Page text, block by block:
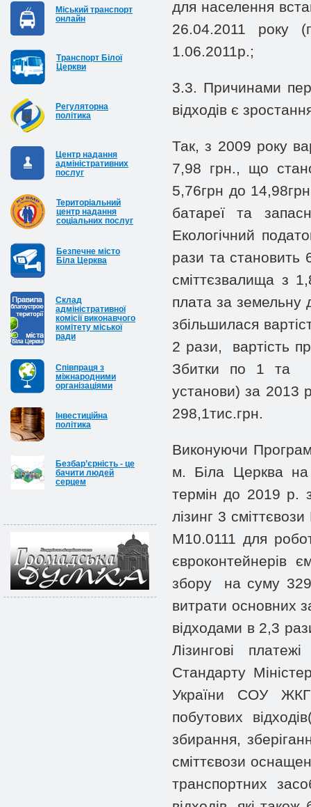
Міський транспорт
онлайн
Транспорт Білої
Церкви
Регуляторна
політика
Центр надання
адміністративних
послуг
Територіальний
центр надання
соціальних послуг
Безпечне місто
Біла Церква
Cклад
адміністративної
комісії виконавчого
комітету міської
ради
Співпраця з
міжнародними
організаціями
Інвестиційна
політика
Безбар’єрність - це
бачити людей
серцем
для населення
26.04.2011 року
1.06.2011р.;
3.3. Причинами
відходів є
Так, з 2009 року
7,98 грн., що
5,76грн до
батареї та
Екологічний
рази та становить
сміттєзвалища з
плата за земельну
збільшилася
2 рази, вартість
Збитки по 1 та
установи) за 2013
298,1тис.грн.
Виконуючи
м. Біла Церква на
термін до 2019 р.
лізинг 3
М10.0111 для
євроконтейнерів
збору на суму
витрати основних
відходами в 2,3
Лізингові
Стандарту
України СОУ ЖКГ
побутових
збирання,
сміттєвози
транспортних